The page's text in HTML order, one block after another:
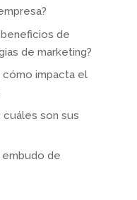
de
de marketing?
cómo impacta el
son sus
de